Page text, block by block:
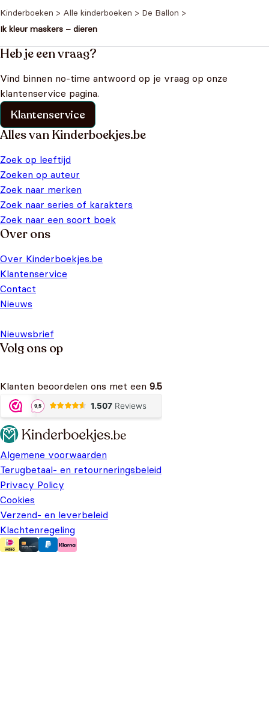
Kinderboeken > Alle kinderboeken > De Ballon >
Ik kleur maskers – dieren
Heb je een vraag?
Vind binnen no-time antwoord op je vraag op onze
klantenservice pagina.
Klantenservice
Alles van Kinderboekjes.be
Zoek op leeftijd
Zoeken op auteur
Zoek naar merken
Zoek naar series of karakters
Zoek naar een soort boek
Over ons
Over Kinderboekjes.be
Klantenservice
Contact
Nieuws
Nieuwsbrief
Volg ons op
Klanten beoordelen ons met een 9.5
Algemene voorwaarden
Terugbetaal- en retourneringsbeleid
Privacy Policy
Cookies
Verzend- en leverbeleid
Klachtenregeling